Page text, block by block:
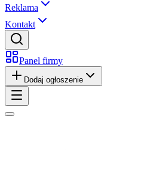
Reklama
Kontakt
Panel firmy
Dodaj ogłoszenie